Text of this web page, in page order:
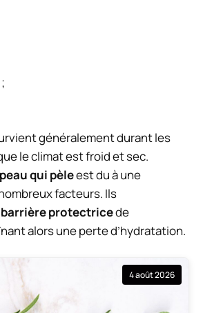
généralement durant les
le climat est froid et sec.
qui pèleest du à une
facteurs. Ils
barrière protectricede
alors une perte d’hydratation.
4 août 2026